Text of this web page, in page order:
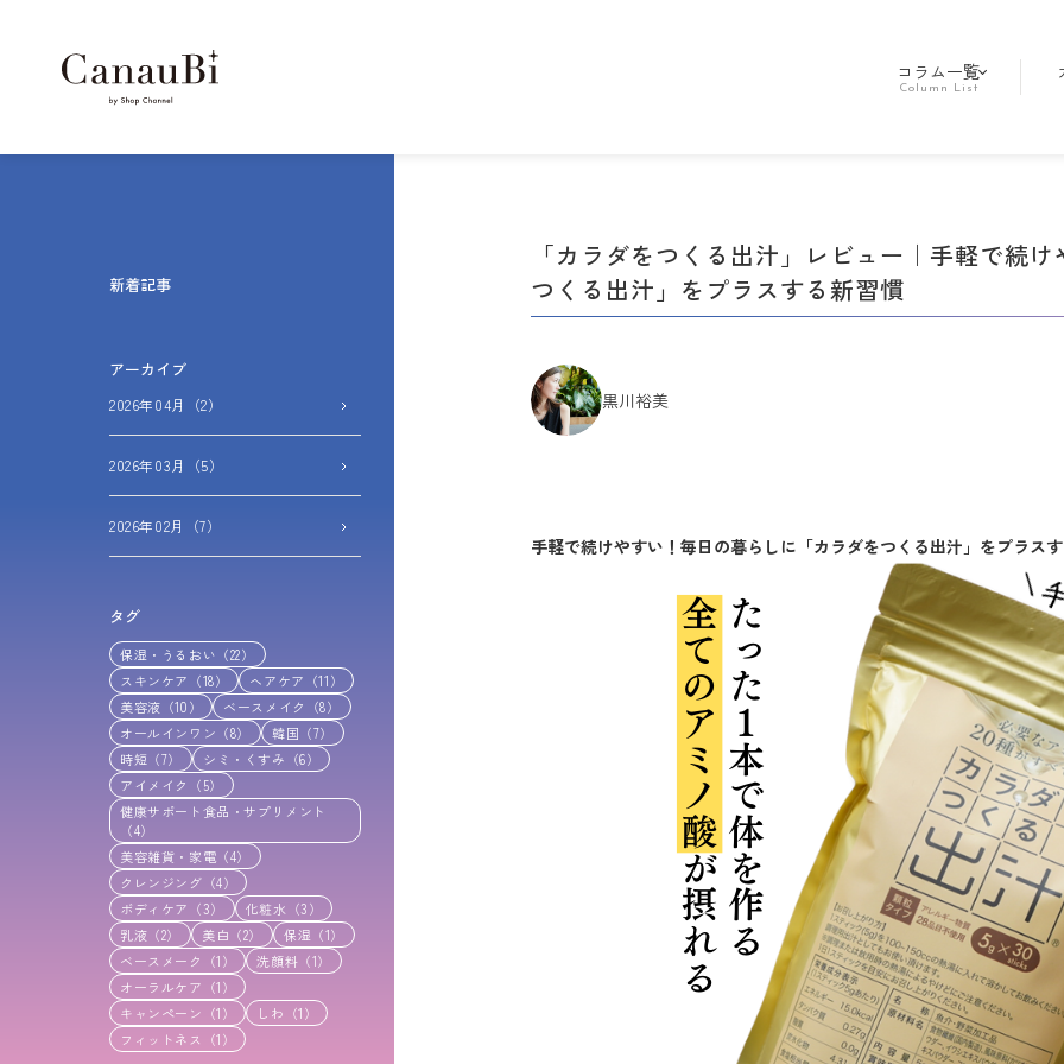
コラム一覧
「カラダをつくる出汁」レビュー｜手軽で続
つくる出汁」をプラスする新習慣
黒川裕美
手軽で続けやすい！毎日の暮らしに「カラダをつくる出汁」をプラス
新着記事
アーカイブ
2026年04月（2）
2026年03月（5）
2026年02月（7）
タグ
保湿・うるおい（22）
スキンケア（18）
ヘアケア（11）
美容液（10）
ベースメイク（8）
オールインワン（8）
韓国（7）
時短（7）
シミ・くすみ（6）
アイメイク（5）
健康サポート食品・サプリメント
（4）
美容雑貨・家電（4）
クレンジング（4）
ボディケア（3）
化粧水（3）
乳液（2）
美白（2）
保湿（1）
ベースメーク（1）
洗顔料（1）
オーラルケア（1）
キャンペーン（1）
しわ（1）
フィットネス（1）